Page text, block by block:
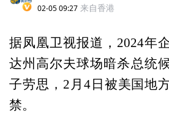
02-05 09:27 来自香港
据凤凰卫视报道，2024年
达州高尔夫球场暗杀总统
子劳思，2月4日被美国地
禁。